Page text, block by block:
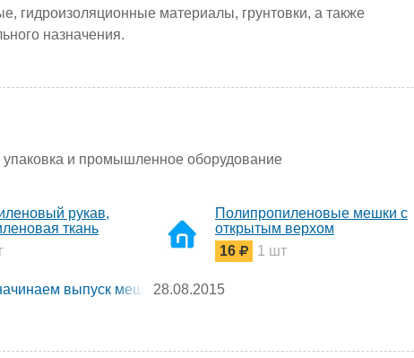
гидроизоляционные материалы, грунтовки, а также
назначения.
и промышленное оборудование
рукав,
ткань
Полипропиленовые мешки с
открытым верхом
16
1 шт
выпуск мешков28.08.2015